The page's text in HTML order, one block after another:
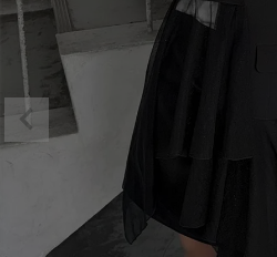
販売タイプ
新着
商品タイプ
ORIGINAL